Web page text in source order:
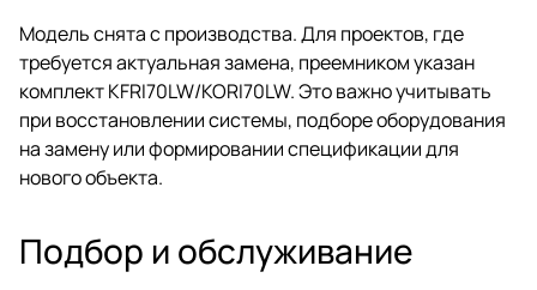
Модель снята с производства. Для проектов, где
требуется актуальная замена, преемником указан
комплект KFRI70LW/KORI70LW. Это важно учитывать
при восстановлении системы, подборе оборудования
на замену или формировании спецификации для
нового объекта.
Подбор и обслуживание